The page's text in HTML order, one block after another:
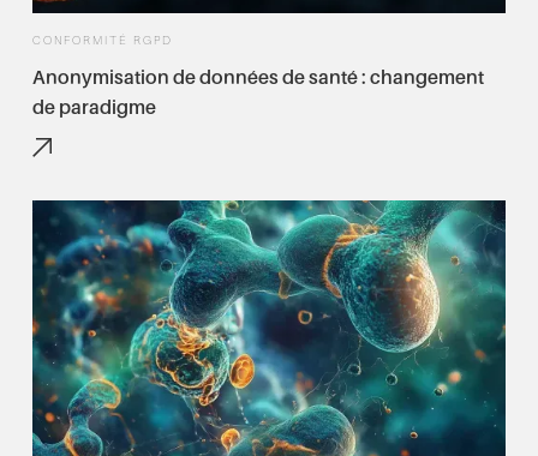
CONFORMITÉ RGPD
Anonymisation de données de santé : changement
de paradigme